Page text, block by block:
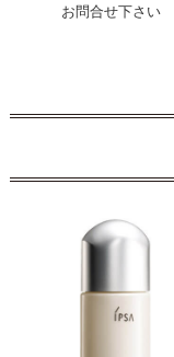
お問合せ下さい